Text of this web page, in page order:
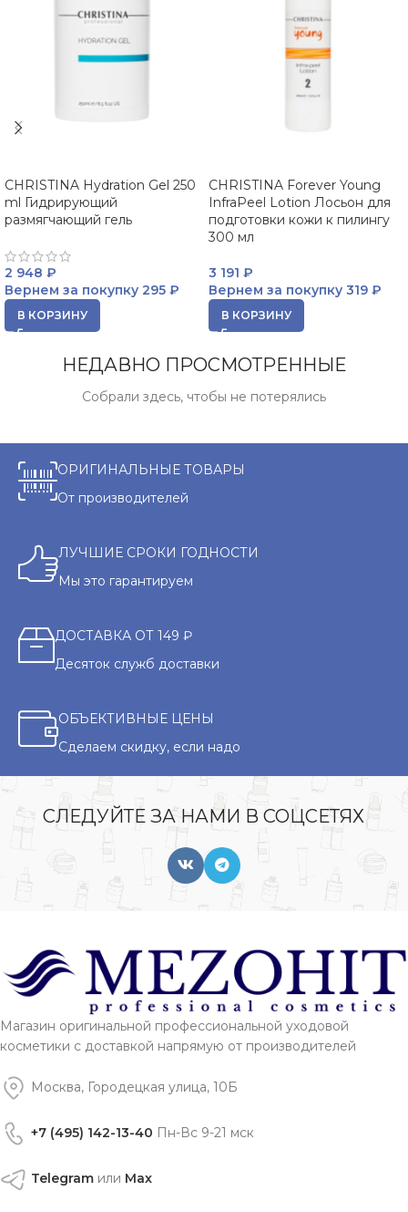
CHRISTINA Hydration Gel 250
ml Гидрирующий
размягчающий гель
2 948 ₽
Вернем за покупку 295 ₽
В КОРЗИНУ
CHRISTINA Forever Young
InfraPeel Lotion Лосьон для
подготовки кожи к пилингу
300 мл
3 191 ₽
Вернем за покупку 319 ₽
В КОРЗИНУ
НЕДАВНО ПРОСМОТРЕННЫЕ
Собрали здесь, чтобы не потерялись
ОРИГИНАЛЬНЫЕ ТОВАРЫ
От производителей
ЛУЧШИЕ СРОКИ ГОДНОСТИ
Мы это гарантируем
ДОСТАВКА ОТ 149 ₽
Десяток служб доставки
ОБЪЕКТИВНЫЕ ЦЕНЫ
Сделаем скидку, если надо
СЛЕДУЙТЕ ЗА НАМИ В СОЦСЕТЯХ
Магазин оригинальной профессиональной уходовой
косметики с доставкой напрямую от производителей
Москва, Городецкая улица, 10Б
+7 (495) 142-13-40 Пн-Вс 9-21 мск
Telegram или Max